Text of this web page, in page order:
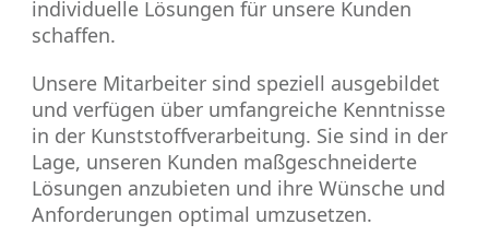
individuelle Lösungen für unsere Kunden
schaffen.
Unsere Mitarbeiter sind speziell ausgebildet
und verfügen über umfangreiche Kenntnisse
in der Kunststoffverarbeitung. Sie sind in der
Lage, unseren Kunden maßgeschneiderte
Lösungen anzubieten und ihre Wünsche und
Anforderungen optimal umzusetzen.